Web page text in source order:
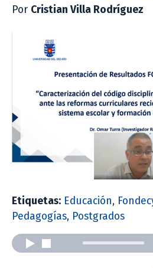
Por Cristian Villa Rodríguez
Etiquetas: Educación,
Pedagogías, Postgrados